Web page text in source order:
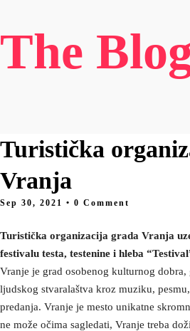
The
Turistička
Vranja
Sep 30, 2021 • 0 Comment
Turistička organizacija grada Vranja
festivalu testa, testenine i hleba
Vranje je grad osobenog kulturnog
ljudskog stvaralaštva kroz muziku,
predanja. Vranje je mesto unikatne
ne može očima sagledati, Vranje treba